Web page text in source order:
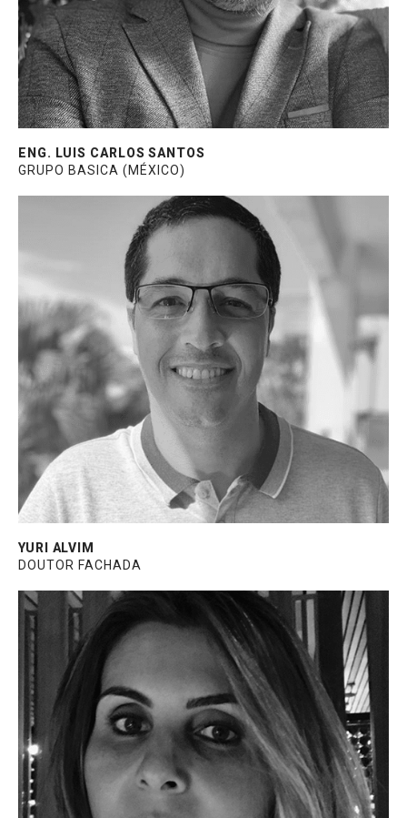
Institute of Architects.
ENG. LUIS CARLOS SANTOS
GRUPO BASICA (MÉXICO)
Diretor de Planejamento na QMD
Consultoria, grupo ao qual pertence a
Doutor Fachada. Mais de 10 anos no
mercado de esquadrias e fachadas.
Especialista em diagnóstico e identificação
de vazamentos de água “in loco”. Graduado
em Análise de Sistemas.
YURI ALVIM
DOUTOR FACHADA
Gestora nacional da equipe de gerentes
técnicos da Guardian Glass. Atuante há 20
anos no mercado da construção civil, sendo
9 deles dedicados à Guardian. Graduada em
Arquitetura e Urbanismo e cursando MBA
em Construções Sustentáveis.